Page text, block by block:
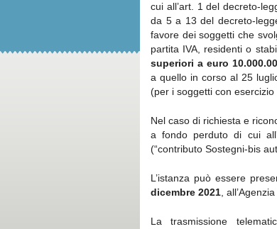
cui all’art. 1 del decreto-
da 5 a 13 del decreto-
favore dei soggetti che
partita IVA, residenti o
superiori a euro
a quello in corso al 25
(per i soggetti con esercizio
Nel caso di richiesta e
a fondo perduto di cui
(“contributo Sostegni-bis
L’istanza può essere
dicembre 2021 ,
La trasmissione